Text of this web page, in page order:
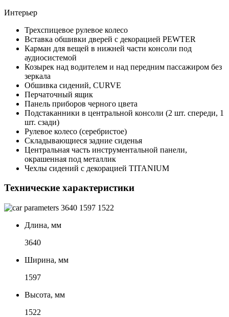
Интерьер
Трехспицевое рулевое колесо
Вставка обшивки дверей с декорацией PEWTER
Карман для вещей в нижней части консоли под
аудиосистемой
Козырек над водителем и над передним пассажиром без
зеркала
Обшивка сидений, CURVE
Перчаточный ящик
Панель приборов черного цвета
Подстаканники в центральной консоли (2 шт. спереди, 1
шт. сзади)
Рулевое колесо (серебристое)
Складывающиеся задние сиденья
Центральная часть инструментальной панели,
окрашенная под металлик
Чехлы сидений с декорацией TITANIUM
Технические характеристики
3640 1597 1522
Длина, мм
3640
Ширина, мм
1597
Высота, мм
1522